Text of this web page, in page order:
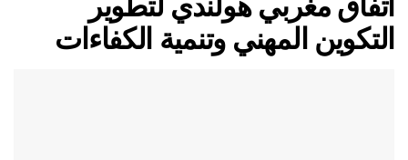
التكوين المهني وتنمية الكفاءات